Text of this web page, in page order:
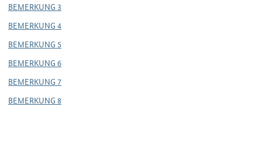
BEMERKUNG 3
BEMERKUNG 4
BEMERKUNG 5
BEMERKUNG 6
BEMERKUNG 7
BEMERKUNG 8